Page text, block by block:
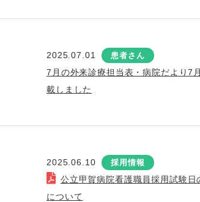
2025.07.01 患者さん
7月の外来診療担当表・病院だより7
載しました
2025.06.10 採用情報
公立甲賀病院看護職員採用試験日
について